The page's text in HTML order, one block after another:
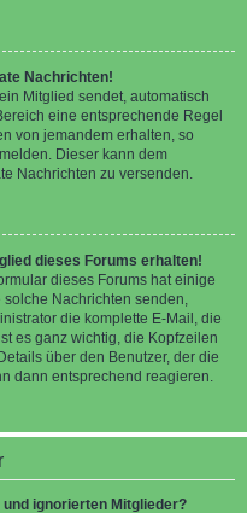
Nachrichten!
Mitglied sendet, automatisch
eine entsprechende Regel
von jemandem erhalten, so
Dieser kann dem
Nachrichten zu versenden.
dieses Forums erhalten!
dieses Forums hat einige
Nachrichten senden,
die komplette E-Mail, die
es ganz wichtig, die Kopfzeilen
über den Benutzer, der die
dann entsprechend reagieren.
ignorierten Mitglieder?